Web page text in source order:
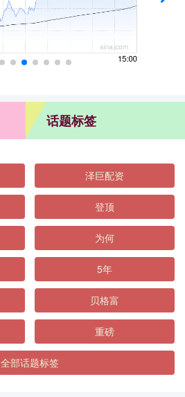
话题标签
泽巨配资
登顶
为何
5年
贝格富
重磅
全部话题标签